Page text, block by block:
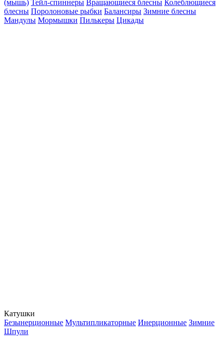
(мышь) Тейл-спиннеры Вращающиеся блесны Колеблющиеся
блесны Поролоновые рыбки Балансиры Зимние блесны
Мандулы Мормышки Пилькеры Цикады
Катушки
Безынерционные Мультипликаторные Инерционные Зимние
Шпули